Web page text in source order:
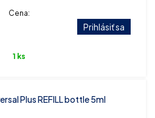
Cena:
Prihlásiť sa
1 ks
Plus REFILL bottle 5ml